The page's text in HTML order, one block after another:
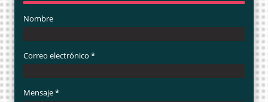
Nombre
Correo electrónico *
Mensaje*